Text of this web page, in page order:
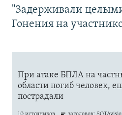
"Задерживали
Гонения на